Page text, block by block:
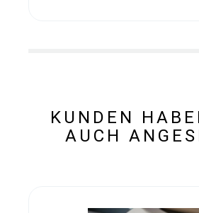
KUNDEN
AUCH